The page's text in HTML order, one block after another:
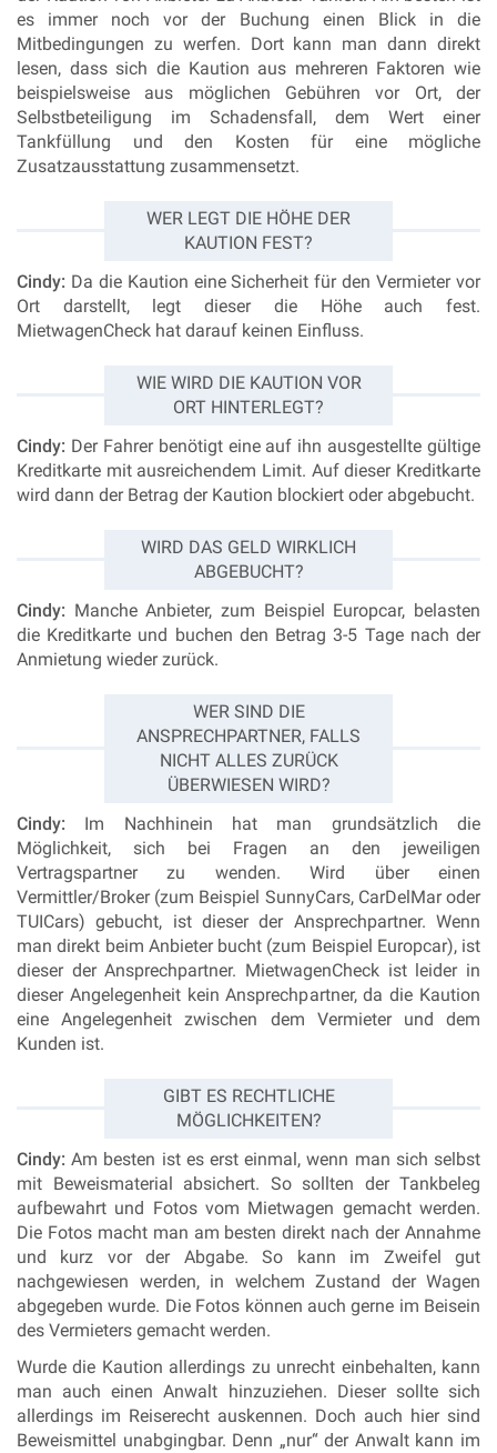
es immer noch vor der Buchung einen Blick in die
Mitbedingungen zu werfen. Dort kann man dann direkt
lesen, dass sich die Kaution aus mehreren Faktoren wie
beispielsweise aus möglichen Gebühren vor Ort, der
Selbstbeteiligung im Schadensfall, dem Wert einer
Tankfüllung und den Kosten für eine mögliche
Zusatzausstattung zusammensetzt.
WER LEGT DIE HÖHE DER
KAUTION FEST?
Cindy: Da die Kaution eine Sicherheit für den Vermieter vor
Ort darstellt, legt dieser die Höhe auch fest.
MietwagenCheck hat darauf keinen Einfluss.
WIE WIRD DIE KAUTION VOR
ORT HINTERLEGT?
Cindy: Der Fahrer benötigt eine auf ihn ausgestellte gültige
Kreditkarte mit ausreichendem Limit. Auf dieser Kreditkarte
wird dann der Betrag der Kaution blockiert oder abgebucht.
WIRD DAS GELD WIRKLICH
ABGEBUCHT?
Cindy: Manche Anbieter, zum Beispiel Europcar, belasten
die Kreditkarte und buchen den Betrag 3-5 Tage nach der
Anmietung wieder zurück.
WER SIND DIE
ANSPRECHPARTNER, FALLS
NICHT ALLES ZURÜCK
ÜBERWIESEN WIRD?
Cindy: Im Nachhinein hat man grundsätzlich die
Möglichkeit, sich bei Fragen an den jeweiligen
Vertragspartner zu wenden. Wird über einen
Vermittler/Broker (zum Beispiel SunnyCars, CarDelMar oder
TUICars) gebucht, ist dieser der Ansprechpartner. Wenn
man direkt beim Anbieter bucht (zum Beispiel Europcar), ist
dieser der Ansprechpartner. MietwagenCheck ist leider in
dieser Angelegenheit kein Ansprechpartner, da die Kaution
eine Angelegenheit zwischen dem Vermieter und dem
Kunden ist.
GIBT ES RECHTLICHE
MÖGLICHKEITEN?
Cindy:Am besten ist es erst einmal, wenn man sich selbst
mit Beweismaterial absichert. So sollten der Tankbeleg
aufbewahrt und Fotos vom Mietwagen gemacht werden.
Die Fotos macht man am besten direkt nach der Annahme
und kurz vor der Abgabe. So kann im Zweifel gut
nachgewiesen werden, in welchem Zustand der Wagen
abgegeben wurde. Die Fotos können auch gerne im Beisein
des Vermieters gemacht werden.
Wurde die Kaution allerdings zu unrecht einbehalten, kann
man auch einen Anwalt hinzuziehen. Dieser sollte sich
allerdings im Reiserecht auskennen. Doch auch hier sind
Beweismittel unabgingbar. Denn „nur“ der Anwalt kann im